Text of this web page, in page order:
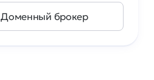
Доменный брокер